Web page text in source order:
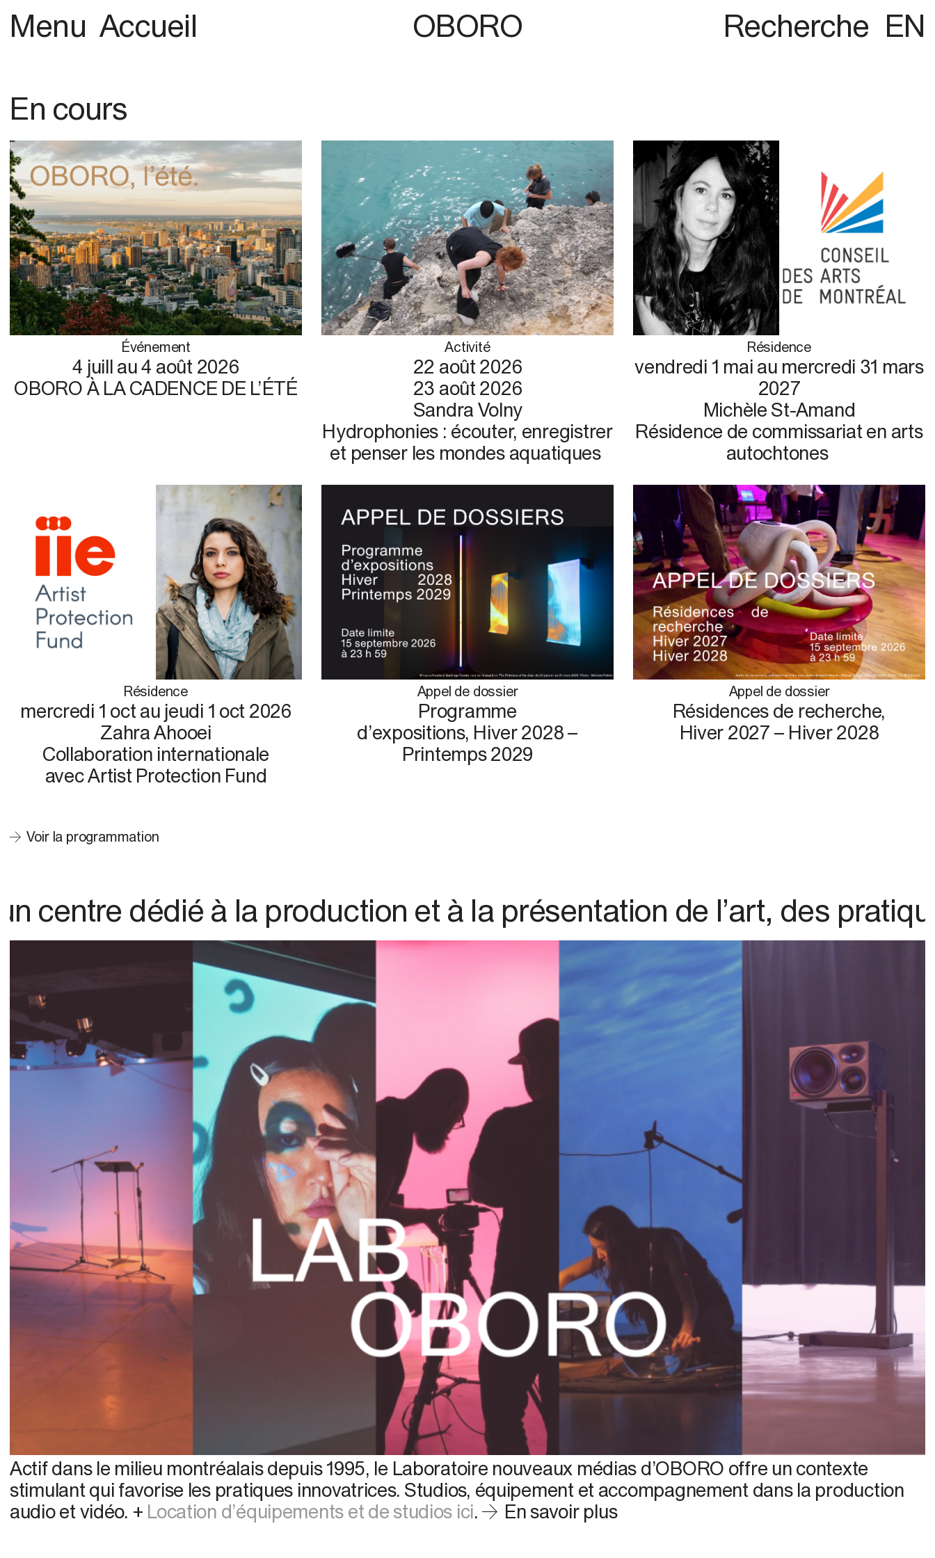
Menu Accueil OBORO Recherche EN
En cours
Événement
4 juill au4 août 2026
OBORO À LA CADENCE DE L’ÉTÉ
Activité
22 août 2026
23 août 2026
Sandra Volny
Hydrophonies : écouter, enregistrer
et penser les mondes aquatiques
Résidence
vendredi 1 mai au mercredi 31 mars
2027
Michèle St-Amand
Résidence de commissariat en arts
autochtones
Résidence
mercredi 1 octau jeudi 1 oct 2026
Zahra Ahooei
Collaboration internationale
avec Artist Protection Fund
Appel de dossier
Programme
d’expositions, Hiver 2028 –
Printemps 2029
Appel de dossier
Résidences de recherche,
Hiver 2027 – Hiver 2028
Voir la programmation
dédié à la production et à la présentation de l’art, des
Actif dans le milieu montréalais depuis 1995, le Laboratoire nouveaux médias d’OBORO offre un contexte
stimulant qui favorise les pratiques innovatrices. Studios, équipement et accompagnement dans la production
audio et vidéo. + Location d’équipements et de studios ici. En savoir plus